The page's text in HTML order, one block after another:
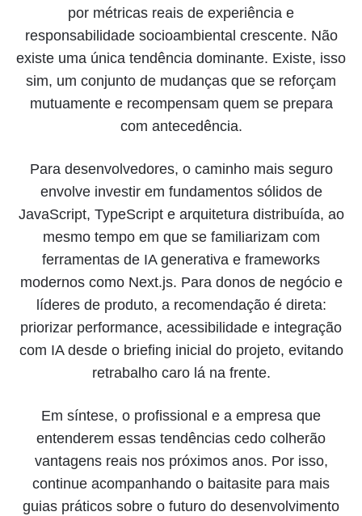
por métricas reais de experiência e
responsabilidade socioambiental crescente. Não
existe uma única tendência dominante. Existe, isso
sim, um conjunto de mudanças que se reforçam
mutuamente e recompensam quem se prepara
com antecedência.
Para desenvolvedores, o caminho mais seguro
envolve investir em fundamentos sólidos de
JavaScript, TypeScript e arquitetura distribuída, ao
mesmo tempo em que se familiarizam com
ferramentas de IA generativa e frameworks
modernos como Next.js. Para donos de negócio e
líderes de produto, a recomendação é direta:
priorizar performance, acessibilidade e integração
com IA desde o briefing inicial do projeto, evitando
retrabalho caro lá na frente.
Em síntese, o profissional e a empresa que
entenderem essas tendências cedo colherão
vantagens reais nos próximos anos. Por isso,
continue acompanhando o baitasite para mais
guias práticos sobre o futuro do desenvolvimento